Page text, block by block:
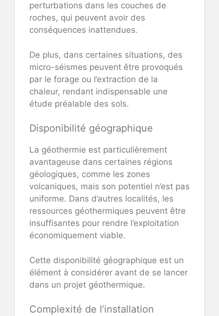
perturbations dans les couches de
roches, qui peuvent avoir des
conséquences inattendues.
De plus, dans certaines situations, des
micro-séismes peuvent être provoqués
par le forage ou l’extraction de la
chaleur, rendant indispensable une
étude préalable des sols.
Disponibilité géographique
La géothermie est particulièrement
avantageuse dans certaines régions
géologiques, comme les zones
volcaniques, mais son potentiel n’est pas
uniforme. Dans d’autres localités, les
ressources géothermiques peuvent être
insuffisantes pour rendre l’exploitation
économiquement viable.
Cette disponibilité géographique est un
élément à considérer avant de se lancer
dans un projet géothermique.
Complexité de l’installation